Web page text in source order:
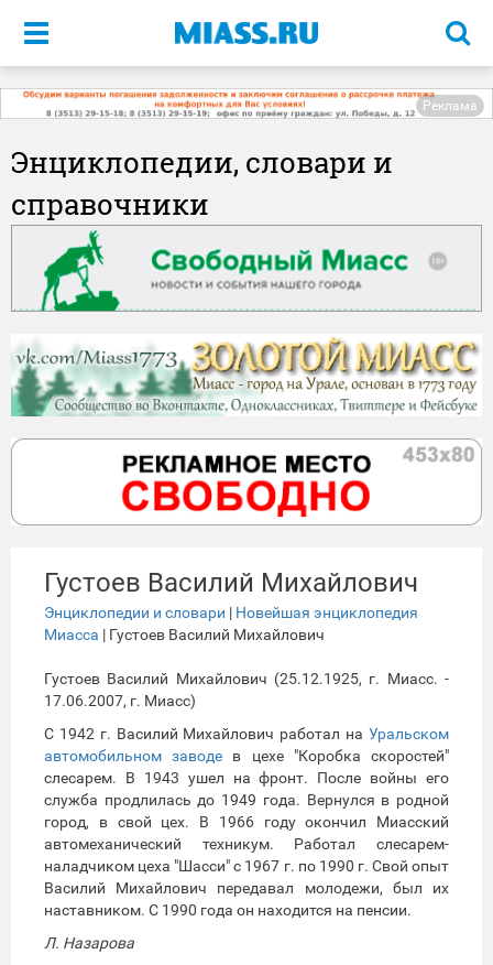
Меню
Реклама
Энциклопедии, словари и
справочники
Густоев Василий Михайлович
Энциклопедии и словари | Новейшая энциклопедия
Миасса | Густоев Василий Михайлович
Густоев Василий Михайлович (25.12.1925, г. Миасс. -
17.06.2007, г. Миасс)
С 1942 г. Василий Михайлович работал на Уральском
автомобильном заводе в цехе "Коробка скоростей"
слесарем. В 1943 ушел на фронт. После войны его
служба продлилась до 1949 года. Вернулся в родной
город, в свой цех. В 1966 году окончил Миасский
автомеханический техникум. Работал слесарем-
наладчиком цеха "Шасси" с 1967 г. по 1990 г. Свой опыт
Василий Михайлович передавал молодежи, был их
наставником. С 1990 года он находится на пенсии.
Л. Назарова